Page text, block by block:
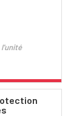
l'unité